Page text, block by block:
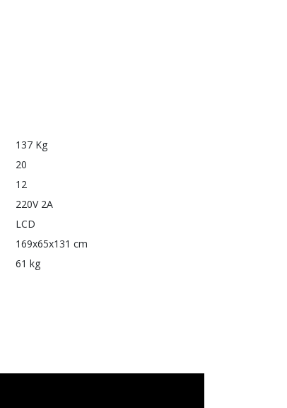
137 Kg
20
12
220V 2A
LCD
169x65x131 cm
61 kg